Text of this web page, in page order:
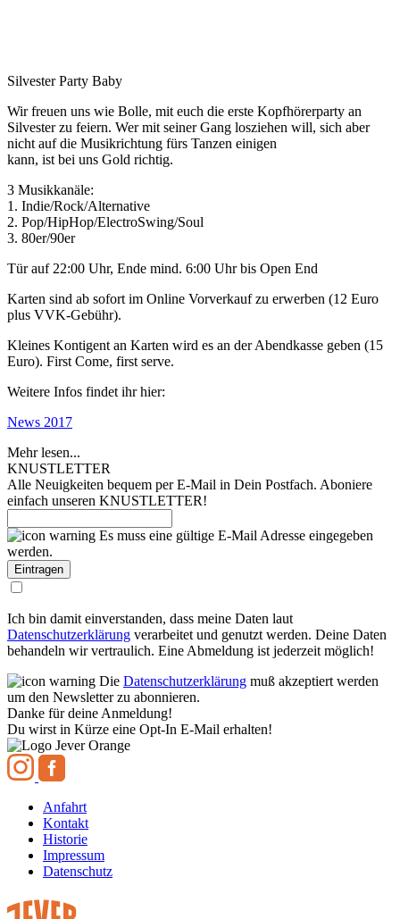
Silvester Party Baby
Wir freuen uns wie Bolle, mit euch die erste Kopfhörerparty an
Silvester zu feiern. Wer mit seiner Gang losziehen will, sich aber
nicht auf die Musikrichtung fürs Tanzen einigen
kann, ist bei uns Gold richtig.
3 Musikkanäle:
1. Indie/Rock/Alternative
2. Pop/HipHop/ElectroSwing/Soul
3. 80er/90er
Tür auf 22:00 Uhr, Ende mind. 6:00 Uhr bis Open End
Karten sind ab sofort im Online Vorverkauf zu erwerben (12 Euro
plus VVK-Gebühr).
Kleines Kontigent an Karten wird es an der Abendkasse geben (15
Euro). First Come, first serve.
Weitere Infos findet ihr hier:
News 2017
Mehr lesen...
KNUSTLETTER
Alle Neuigkeiten bequem per E-Mail in Dein Postfach. Aboniere
einfach unseren KNUSTLETTER!
Es muss eine gültige E-Mail Adresse eingegeben
werden.
Ich bin damit einverstanden, dass meine Daten laut
Datenschutzerklärung verarbeitet und genutzt werden. Deine Daten
behandeln wir vertraulich. Eine Abmeldung ist jederzeit möglich!
Die Datenschutzerklärung muß akzeptiert werden
um den Newsletter zu abonnieren.
Danke für deine Anmeldung!
Du wirst in Kürze eine Opt-In E-Mail erhalten!
Anfahrt
Kontakt
Historie
Impressum
Datenschutz